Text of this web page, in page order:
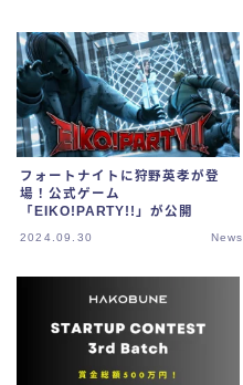
フォートナイトに狩野英孝が登
場！公式ゲーム
「EIKO!PARTY!!」が公開
2024.09.30 News